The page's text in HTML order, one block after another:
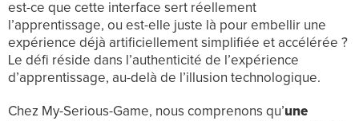
est-ce que cette interface sert réellement
l’apprentissage, ou est-elle juste là pour embellir une
expérience déjà artificiellement simplifiée et accélérée ?
Le défi réside dans l’authenticité de l’expérience
d’apprentissage, au-delà de l’illusion technologique.
Chez My-Serious-Game, nous comprenons qu’une